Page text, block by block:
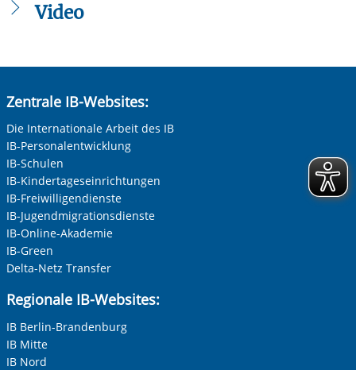
Vorherige Folie anzeigen
Anrede*
Herr
Neutrale Anrede
Unternehmen
Nachname, Vorname*
Ihre E-Mail-Adresse
Video
Vorherige Folie anzeigen
Zentrale IB-Websites:
Die Internationale Arbeit des IB
IB-Personalentwicklung
IB-Schulen
IB-Kindertageseinrichtungen
IB-Freiwilligendienste
IB-Jugendmigrationsdienste
IB-Online-Akademie
IB-Green
Delta-Netz Transfer
Regionale IB-Websites:
IB Berlin-Brandenburg
IB Mitte
IB Nord